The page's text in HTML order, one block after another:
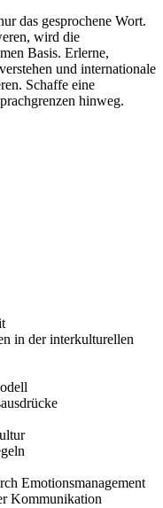
das gesprochene Wort.
wird die
Basis. Erlerne,
und internationale
Schaffe eine
hinweg.
in der interkulturellen
Emotionsmanagement
Kommunikation